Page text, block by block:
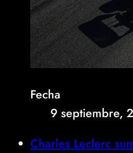
Fecha
9 septiembre,
Charles Leclerc